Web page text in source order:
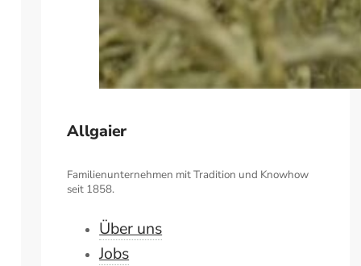
Allgaier
Familienunternehmen mit Tradition und Knowhow
seit 1858.
Über uns
Jobs